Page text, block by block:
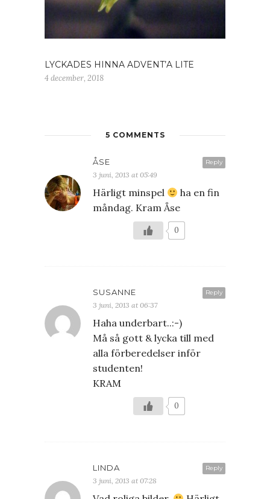
LYCKADES HINNA ADVENT’A LITE
4 december, 2018
5 COMMENTS
Reply
ÅSE
3 juni, 2013 at 05:49
Härligt minspel
ha en fin
måndag. Kram Åse
0
Reply
SUSANNE
3 juni, 2013 at 06:37
Haha underbart..:-)
Må så gott & lycka till med
alla förberedelser inför
studenten!
KRAM
0
Reply
LINDA
3 juni, 2013 at 07:28